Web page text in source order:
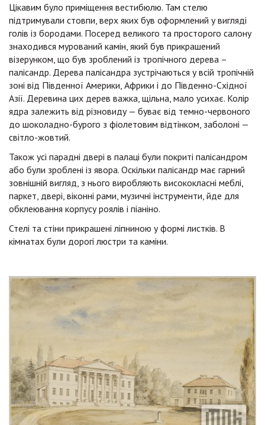
Цікавим було приміщення вестибюлю. Там стелю
підтримували стовпи, верх яких був оформлений у вигляді
голів із бородами. Посеред великого та просторого салону
знаходився мурований камін, який був прикрашений
візерунком, що був зроблений із тропічного дерева –
палісандр. Дерева палісандра зустрічаються у всій тропічній
зоні від Південної Америки, Африки і до Південно-Східної
Азії. Деревина цих дерев важка, щільна, мало усихає. Колір
ядра залежить від різновиду — буває від темно-червоного
до шоколадно-бурого з фіолетовим відтінком, заболоні —
світло-жовтий.
Також усі парадні двері в палаці були покриті палісандром
або були зроблені із явора. Оскільки палісандр має гарний
зовнішній вигляд, з нього виробляють висококласні меблі,
паркет, двері, віконні рами, музичні інструменти, йде для
обклеювання корпусу роялів і піаніно.
Стелі та стіни прикрашені ліпниною у формі листків. В
кімнатах були дорогі люстри та каміни.